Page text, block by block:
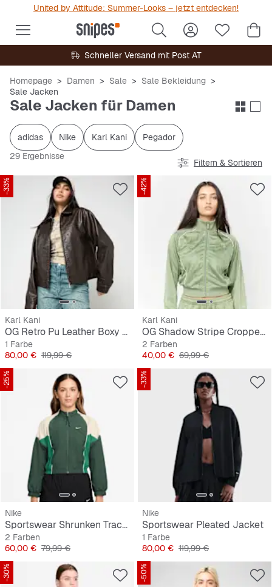
United by Attitude: Summer-Looks – jetzt entdecken!
Schneller Versand mit Post AT
Homepage Damen Sale
Sale Bekleidung
Sale Jacken
Sale Jacken für Damen
adidas Nike Karl Kani
Pegador
29 Ergebnisse
Filtern & Sortieren
-33%
Karl Kani
OG Retro Pu Leather Boxy Jacket
1 Farbe
Preis
80,00 € Originalpreis
119,99 €
-42%
Karl Kani
OG Shadow Stripe Cropped Trackjacket
2 Farben
Preis
40,00 € Originalpreis
69,99 €
-25%
Nike
Sportswear Shrunken Track Jacket
2 Farben
Preis
60,00 € Originalpreis
79,99 €
-33%
Nike
Sportswear Pleated Jacket
1 Farbe
Preis
80,00 € Originalpreis
119,99 €
-30% -50%